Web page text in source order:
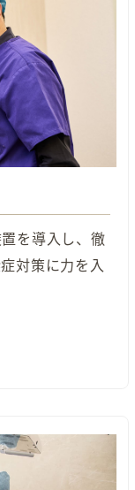
を導入し、徹
対策に力を入